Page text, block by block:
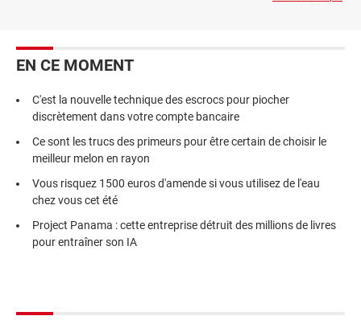
EN CE MOMENT
C'est la nouvelle technique des escrocs pour piocher
discrètement dans votre compte bancaire
Ce sont les trucs des primeurs pour être certain de choisir le
meilleur melon en rayon
Vous risquez 1500 euros d'amende si vous utilisez de l'eau
chez vous cet été
Project Panama : cette entreprise détruit des millions de livres
pour entraîner son IA